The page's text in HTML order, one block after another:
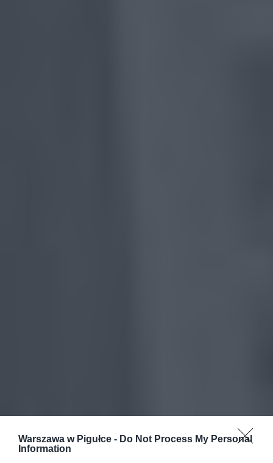
Warszawa w Pigułce - Do Not Process My Personal
Information